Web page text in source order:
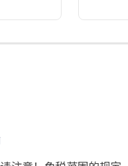
4 5 6